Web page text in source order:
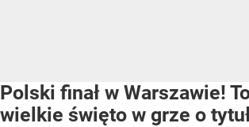
Polski finał w Warszawie!
wielkie święto w grze o